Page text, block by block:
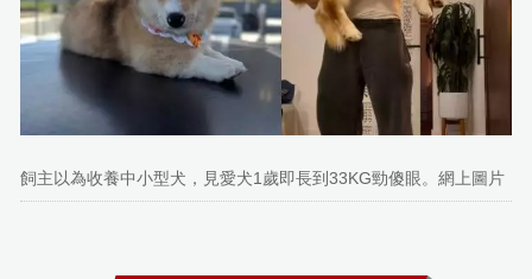
飼主以為收養中小型犬，見愛犬1歲即長到33KG勁傻眼。網上圖片